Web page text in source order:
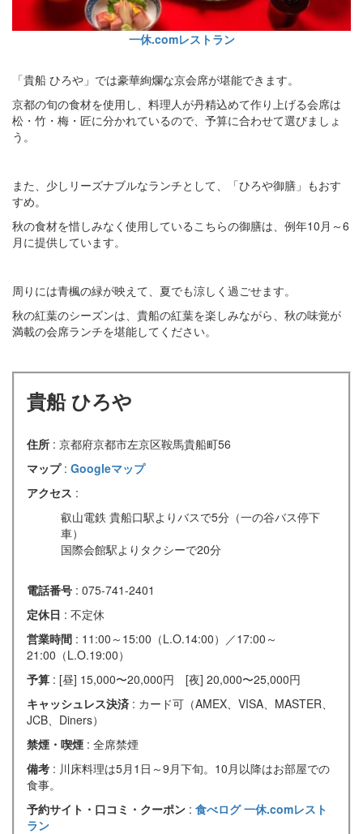
一休.comレストラン
「貴船 ひろや」では豪華絢爛な京会席が堪能できます。
京都の旬の食材を使用し、料理人が丹精込めて作り上げる会席は
松・竹・梅・匠に分かれているので、予算に合わせて選びましょ
う。
また、少しリーズナブルなランチとして、「ひろや御膳」もおす
すめ。
秋の食材を惜しみなく使用しているこちらの御膳は、例年10月～6
月に提供しています。
周りには青楓の緑が映えて、夏でも涼しく過ごせます。
秋の紅葉のシーズンは、貴船の紅葉を楽しみながら、秋の味覚が
満載の会席ランチを堪能してください。
貴船 ひろや
住所 : 京都府京都市左京区鞍馬貴船町56
マップ : Googleマップ
アクセス :
叡山電鉄 貴船口駅よりバスで5分（一の谷バス停下
車）
国際会館駅よりタクシーで20分
電話番号 : 075-741-2401
定休日 : 不定休
営業時間 : 11:00～15:00（L.O.14:00）／17:00～
21:00（L.O.19:00）
予算 : [昼] 15,000〜20,000円 [夜] 20,000〜25,000円
キャッシュレス決済 : カード可（AMEX、VISA、MASTER、
JCB、Diners）
禁煙・喫煙 : 全席禁煙
備考 : 川床料理は5月1日～9月下旬。10月以降はお部屋での
食事。
予約サイト・口コミ・クーポン : 食べログ一休.comレスト
ラン